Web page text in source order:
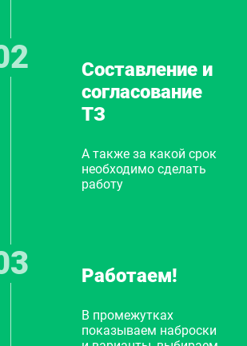
Составление и
согласование
ТЗ
А также за какой срок
необходимо сделать
работу
Работаем!
В промежутках
показываем наброски